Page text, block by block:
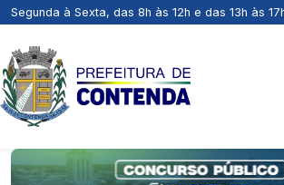
Segunda à Sexta, das 8h às 12h e das 13h às